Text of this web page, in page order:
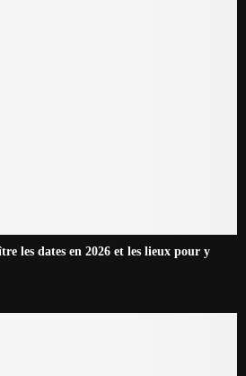
les dates en 2026 et les lieux pour y